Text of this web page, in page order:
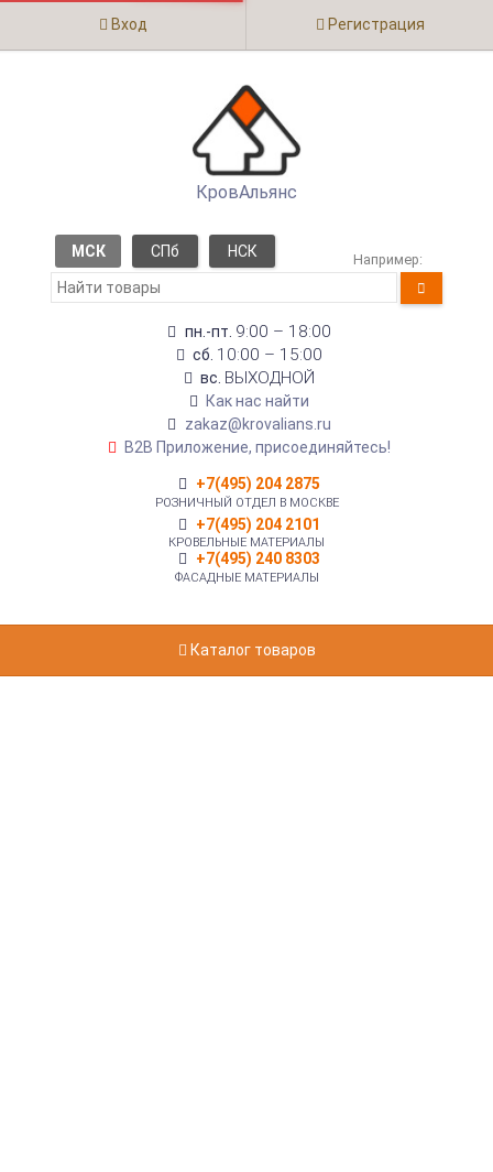
Вход Регистрация
КровАльянс
МСК СПб НСК Например:
пн.-пт. 9:00 – 18:00
сб. 10:00 – 15:00
вс. ВЫХОДНОЙ
Как нас найти
zakaz@krovalians.ru
B2B Приложение, присоединяйтесь!
+7(495) 204 2875
РОЗНИЧНЫЙ ОТДЕЛ В МОСКВЕ
+7(495) 204 2101
КРОВЕЛЬНЫЕ МАТЕРИАЛЫ
+7(495) 240 8303
ФАСАДНЫЕ МАТЕРИАЛЫ
Каталог товаров